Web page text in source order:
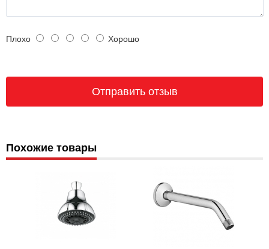
Плохо Хорошо
Похожие товары